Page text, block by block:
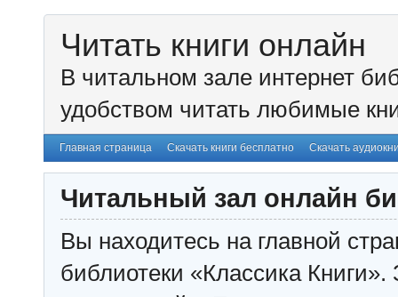
Читать книги онлайн
В читальном зале интернет
удобством читать любимые
Главная страница Скачать книги бесплатно Скачать
Читальный зал онлайн
Вы находитесь на главной
библиотеки «Классика